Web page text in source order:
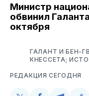
Министр
обвинил
октября
ГАЛАНТ И БЕН-
КНЕССЕТА;
РЕДАКЦИЯ СЕГОДНЯ